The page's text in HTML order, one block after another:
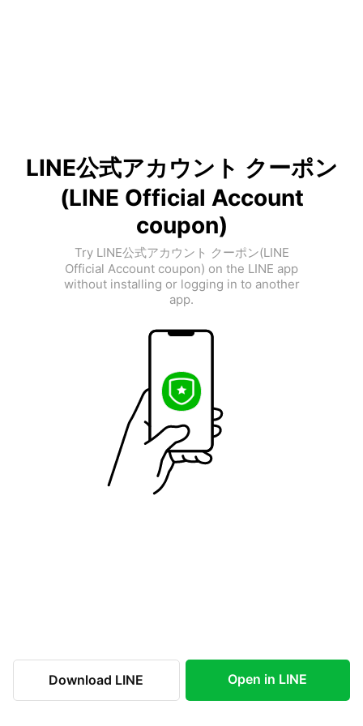
LINE公式アカウント クーポン
(LINE Official Account
coupon)
Try LINE公式アカウント クーポン(LINE
Official Account coupon) on the LINE app
without installing or logging in to another
app.
Download LINE Open in LINE